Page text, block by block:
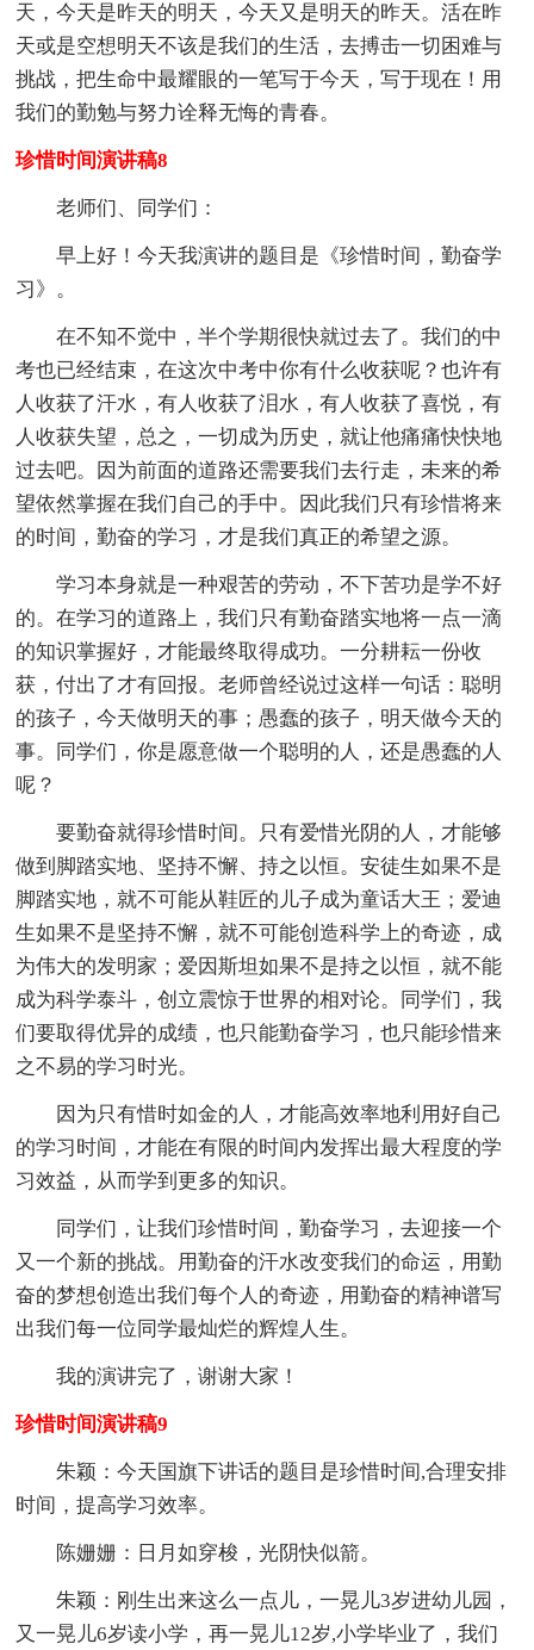
天，今天是昨天的明天，今天又是明天的昨天。活在昨
天或是空想明天不该是我们的生活，去搏击一切困难与
挑战，把生命中最耀眼的一笔写于今天，写于现在！用
我们的勤勉与努力诠释无悔的青春。
珍惜时间演讲稿8
老师们、同学们：
早上好！今天我演讲的题目是《珍惜时间，勤奋学
习》。
在不知不觉中，半个学期很快就过去了。我们的中
考也已经结束，在这次中考中你有什么收获呢？也许有
人收获了汗水，有人收获了泪水，有人收获了喜悦，有
人收获失望，总之，一切成为历史，就让他痛痛快快地
过去吧。因为前面的道路还需要我们去行走，未来的希
望依然掌握在我们自己的手中。因此我们只有珍惜将来
的时间，勤奋的学习，才是我们真正的希望之源。
学习本身就是一种艰苦的劳动，不下苦功是学不好
的。在学习的道路上，我们只有勤奋踏实地将一点一滴
的知识掌握好，才能最终取得成功。一分耕耘一份收
获，付出了才有回报。老师曾经说过这样一句话：聪明
的孩子，今天做明天的事；愚蠢的孩子，明天做今天的
事。同学们，你是愿意做一个聪明的人，还是愚蠢的人
呢？
要勤奋就得珍惜时间。只有爱惜光阴的人，才能够
做到脚踏实地、坚持不懈、持之以恒。安徒生如果不是
脚踏实地，就不可能从鞋匠的儿子成为童话大王；爱迪
生如果不是坚持不懈，就不可能创造科学上的奇迹，成
为伟大的发明家；爱因斯坦如果不是持之以恒，就不能
成为科学泰斗，创立震惊于世界的相对论。同学们，我
们要取得优异的成绩，也只能勤奋学习，也只能珍惜来
之不易的学习时光。
因为只有惜时如金的人，才能高效率地利用好自己
的学习时间，才能在有限的时间内发挥出最大程度的学
习效益，从而学到更多的知识。
同学们，让我们珍惜时间，勤奋学习，去迎接一个
又一个新的挑战。用勤奋的汗水改变我们的命运，用勤
奋的梦想创造出我们每个人的奇迹，用勤奋的精神谱写
出我们每一位同学最灿烂的辉煌人生。
我的演讲完了，谢谢大家！
珍惜时间演讲稿9
朱颖：今天国旗下讲话的题目是珍惜时间,合理安排
时间，提高学习效率。
陈姗姗：日月如穿梭，光阴快似箭。
朱颖：刚生出来这么一点儿，一晃儿3岁进幼儿园，
又一晃儿6岁读小学，再一晃儿12岁,小学毕业了，我们